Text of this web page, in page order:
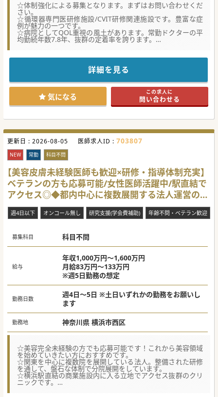
☆体制強化による募集となります。まずはお問い合わせくだ
さい。
☆循環器専門医研修施設/CVIT研修関連施設です。豊富な症
例が魅力の一つです。
☆病院としてQOL重視の風土があります。常勤ドクターの平
均勤続年数7.8年、抜群の定着率を誇ります。
周辺に複数の急性期病院が点在する地域にて各科専門性を高
め、独自性を確立してきた総合病院です。
上記地域性により、急性期病院でありながら「メリハリのあ
る働き方」を推奨し、そして実現しております。
一方で各科ベテランドクターが在籍しているので、多くの経
験と症例を積むことが可能です。
また最寄駅が神奈川主要ターミナル駅で、神奈川・東京など
各方面からの通勤アクセスが抜群です。
#春入職可
詳細を見る
気になる この求人に
問い合わせる
更新日 : 2026-08-05 医師求人ID : 703807
NEW 常勤 科目不問
【美容皮膚未経験医師も歓迎×研修・指導体制充実】
ベテランの方も応募可能/女性医師活躍中/駅直結で
アクセス◎◆都内中心に複数展開する法人運営の美
容皮膚科クリニック
週4日以下 オンコール無し 研究支援(学会費補助) 年齢不問・ベテラン歓迎
募集科目 科目不問
給与
年収1,000万円～1,600万円
月給83万円～133万円
※週5日勤務の想定
勤務日数
週4日～5日 ※土日いずれかの勤務をお願いし
ます
勤務地 神奈川県 横浜市西区
☆美容完全未経験の方でも応募可能です！これから美容領域
を始めていきたい方におすすめです。
☆関東を中心に複数院を展開している法人。整備された研修
を通して、盤石な体制で分院展開をしています。
☆横浜駅直結の商業施設内に入る立地でアクセス抜群のクリ
ニックです。